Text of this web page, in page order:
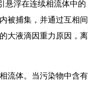
悬浮在连续相流体中的
被捕集，并通过互相间
大液滴因重力原因，离
流体。当污染物中含有